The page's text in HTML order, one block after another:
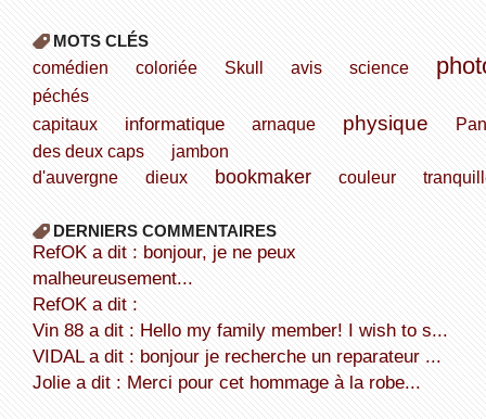
MOTS CLÉS
comédien coloriée Skull avis science
péchés
capitaux
informatique arnaque physique
des deux caps
jambon
d'auvergne
dieux bookmaker couleur
DERNIERS COMMENTAIRES
refOK a dit : bonjour, je ne peux
malheureusement...
refOK a dit :
Vin 88 a dit : Hello my family member! I wish to s...
VIDAL a dit : bonjour je recherche un reparateur ...
Jolie a dit : Merci pour cet hommage à la robe...